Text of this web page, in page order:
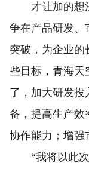
才让加的想法
争在产品研发、
突破，为企业的
些目标，青海天
了，加大研发投
备，提高生产效
协作能力；增强
“我将以此次